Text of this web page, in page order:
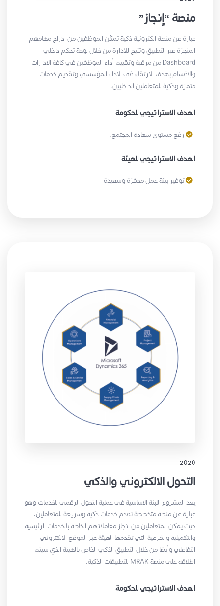
منصة “إنجاز”
عبارة عن منصة الكترونية ذكية تمكّن الموظفين من ادراج مهامهم
المنجزة عبر التطبيق وتتيح للادارة من خلال لوحة تحكم داخلي
Dashboard من مراقبة وتقييم أداء الموظفين في كافة الادارات
والاقسام بهدف الارتقاء في الاداء المؤسسي وتقديم خدمات
متمزة وذكية للمتعاملين الداخليين.
الهدف الاستراتيجي للحكومة
رفع مستوى سعادة المجتمع.
الهدف الاستراتيجي للهيئة
توفير بيئة عمل محفزة وسعيدة
2020
التحول الالكتروني والذكي
يعد المشروع اللبنة الاساسية في عملية التحول الرقمي للخدمات وهو
عبارة عن منصة متخصصة تقدم خدمات ذكية وسريعة للمتعاملين،
حيث يمكن المتعاملين من انجاز معاملاتهم الخاصة بالخدمات الرئيسية
والتكميلية والفرعية التي تقدمها الهيئة عبر الموقع الالكتروني
التفاعلي وأيضا من خلال التطبيق الذكي الخاص بالهيئة الذي سيتم
اطلاقه على منصة MRAK للتطبيقات الذكية.
الهدف الاستراتيجي للحكومة